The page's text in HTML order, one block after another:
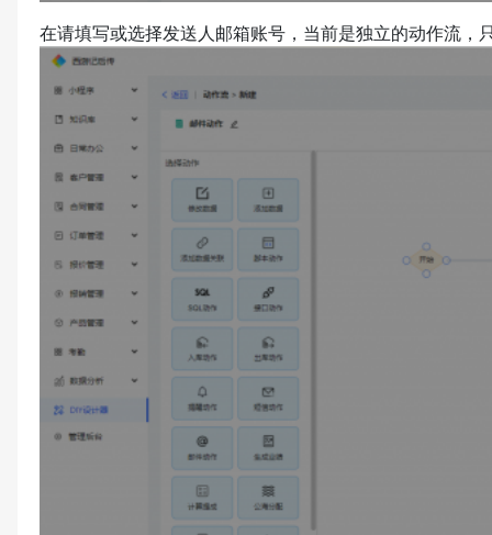
在请填写或选择发送人邮箱账号，当前是独立的动作流